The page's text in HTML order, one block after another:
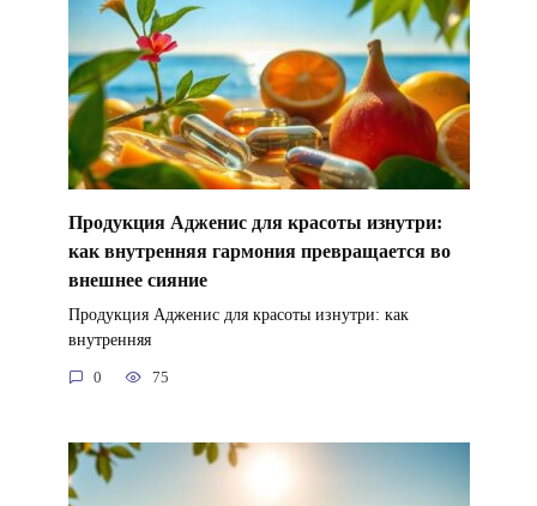
Продукция Адженис для красоты изнутри:
как внутренняя гармония превращается во
внешнее сияние
Продукция Адженис для красоты изнутри: как
внутренняя
0 75